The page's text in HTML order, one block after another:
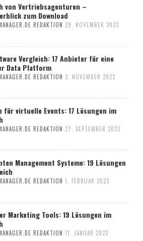
von Vertriebsagenturen –
zum Download
REDAKTION 29. NOVEMBER 2023
Vergleich: 17 Anbieter für eine
Data Platform
REDAKTION 2. NOVEMBER 2023
für virtuelle Events: 17 Lösungen im
REDAKTION 27. SEPTEMBER 2023
Management Systeme: 19 Lösungen
REDAKTION 1. FEBRUAR 2023
Marketing Tools: 19 Lösungen im
REDAKTION 11. JANUAR 2023